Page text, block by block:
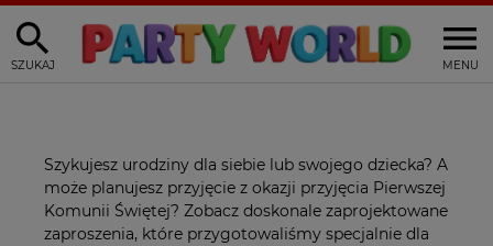
MENU
SZUKAJ
Szykujesz urodziny dla siebie lub swojego dziecka? A
może planujesz przyjęcie z okazji przyjęcia Pierwszej
Komunii Świętej? Zobacz doskonale zaprojektowane
zaproszenia, które przygotowaliśmy specjalnie dla